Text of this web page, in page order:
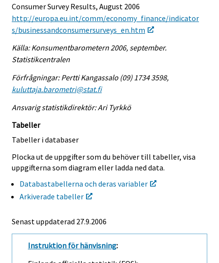
Consumer Survey Results, August 2006
http://europa.eu.int/comm/economy_finance/indicator
s/businessandconsumersurveys_en.htm
Källa: Konsumentbarometern 2006, september.
Statistikcentralen
Förfrågningar: Pertti Kangassalo (09) 1734 3598,
kuluttaja.barometri@stat.fi
Ansvarig statistikdirektör: Ari Tyrkkö
Tabeller
Tabeller i databaser
Plocka ut de uppgifter som du behöver till tabeller, visa
uppgifterna som diagram eller ladda ned data.
Databastabellerna och deras variabler
Arkiverade tabeller
Senast uppdaterad 27.9.2006
Instruktion för hänvisning: